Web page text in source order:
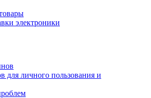
электроники
для личного пользования и